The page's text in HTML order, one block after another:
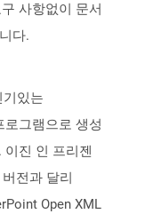
사항없이 문서
다.
기있는
그램으로 생성
이진 인 프리젠
전과 달리
Open XML